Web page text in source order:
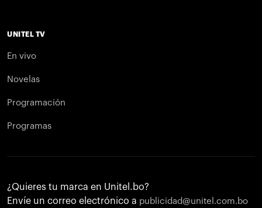
UNITEL TV
En vivo
Novelas
Programación
Programas
¿Quieres tu marca en Unitel.bo?
Envíe un correo electrónico a publicidad@unitel.com.bo